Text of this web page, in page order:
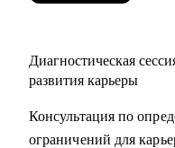
Диагностическая
развития карьеры
Консультация по
ограничений для